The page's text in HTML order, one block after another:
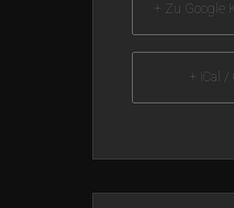
+ Zu Google
+ iCal /